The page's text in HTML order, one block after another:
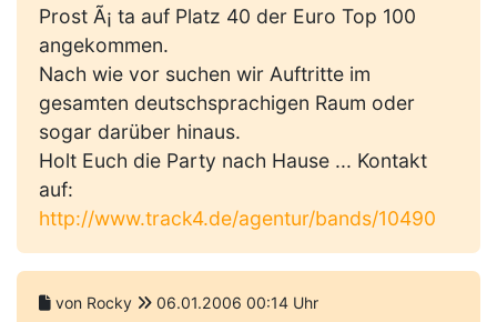
Prost Ã¡ ta auf Platz 40 der Euro Top 100
angekommen.
Nach wie vor suchen wir Auftritte im
gesamten deutschsprachigen Raum oder
sogar darüber hinaus.
Holt Euch die Party nach Hause ... Kontakt
auf:
http://www.track4.de/agentur/bands/10490
von Rocky 06.01.2006 00:14 Uhr